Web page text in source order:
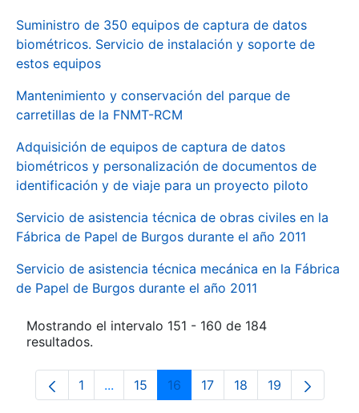
Suministro de 350 equipos de captura de datos
biométricos. Servicio de instalación y soporte de
estos equipos
Mantenimiento y conservación del parque de
carretillas de la FNMT-RCM
Adquisición de equipos de captura de datos
biométricos y personalización de documentos de
identificación y de viaje para un proyecto piloto
Servicio de asistencia técnica de obras civiles en la
Fábrica de Papel de Burgos durante el año 2011
Servicio de asistencia técnica mecánica en la Fábrica
de Papel de Burgos durante el año 2011
Mostrando el intervalo 151 - 160 de 184
resultados.
Página
1 ...Páginas intermedias Use TAB para
Página
15 Página
16 Página
17 Página
18 Página
19